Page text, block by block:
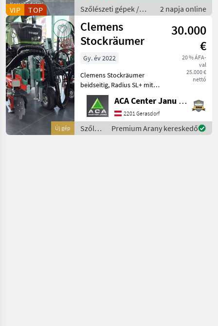
Kereskedelmi
szolgáltató
VIP TOP
Szőlészeti gépek /
Pincészeti gépek
2 napja online
Új gép
Clemens
Stockräumer
30.000
€
20 % ÁFA-
val
25.000 €
nettó
Gy. év 2022
Clemens Stockräumer
beidseitig, Radius SL+ mit
Zinkenkreisel, SB 2
Geräteträger, Aushub
hydraulisch Links und
Rechts, Arbeitsbreite 2400 -
3400 mm, inkl. Ventilblock
ACA Center Janu GmbH
2201 Gerasdorf
Szőlészeti
gépek /
Premium Arany kereskedő